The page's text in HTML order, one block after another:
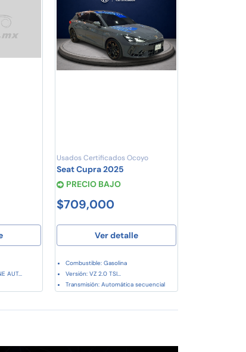
AUT...
Usados Certificados Ocoyo
Seat Cupra 2025
PRECIO BAJO
$709,000
Ver detalle
Combustible: Gasolina
Versión: VZ 2.0 TSI...
Transmisión: Automática secuencial